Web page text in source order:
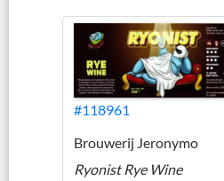
#118961
Brouwerij Jeronymo
Ryonist Rye Wine